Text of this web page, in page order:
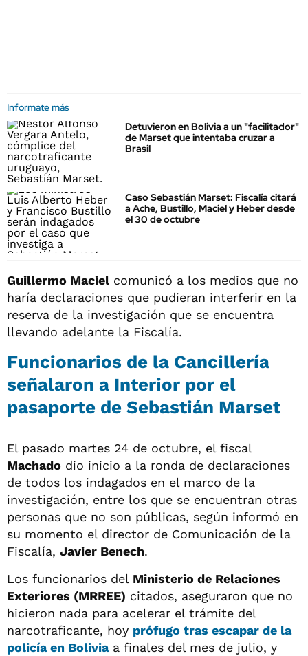
Informate más
Detuvieron en Bolivia a un "facilitador"
de Marset que intentaba cruzar a
Brasil
Caso Sebastián Marset: Fiscalía citará
a Ache, Bustillo, Maciel y Heber desde
el 30 de octubre
Guillermo Maciel comunicó a los medios que no
haría declaraciones que pudieran interferir en la
reserva de la investigación que se encuentra
llevando adelante la Fiscalía.
Funcionarios de la Cancillería
señalaron a Interior por el
pasaporte de Sebastián Marset
El pasado martes 24 de octubre, el fiscal
Machado dio inicio a la ronda de declaraciones
de todos los indagados en el marco de la
investigación, entre los que se encuentran otras
personas que no son públicas, según informó en
su momento el director de Comunicación de la
Fiscalía, Javier Benech.
Los funcionarios del Ministerio de Relaciones
Exteriores (MRREE) citados, aseguraron que no
hicieron nada para acelerar el trámite del
narcotraficante, hoy prófugo tras escapar de la
policía en Boliviaa finales del mes de julio, y